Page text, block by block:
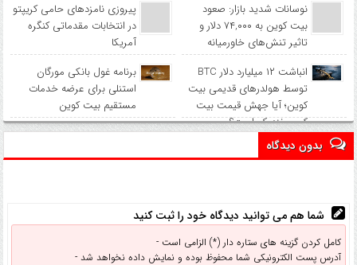
نوسانات شدید بازار: صعود
بیت کوین به ۷۴,۰۰۰ دلار و
تاثیر تنش‌های خاورمیانه
پیروزی نامزدهای حامی کریپتو
در انتخابات مقدماتی کنگره
آمریکا
انباشت ۱۲ میلیارد دلار BTC
توسط هولدرهای قدیمی بیت
کوین؛ آیا جهش قیمت بیت
کوین نزدیک است؟
برنامه غول بانکی مورگان
استنلی برای عرضه خدمات
مستقیم بیت کوین
بدون دیدگاه
شما هم می توانید دیدگاه خود را ثبت کنید
کامل کردن گزینه های ستاره دار (*) الزامی است -
آدرس پست الکترونیکی شما محفوظ بوده و نمایش داده نخواهد شد -